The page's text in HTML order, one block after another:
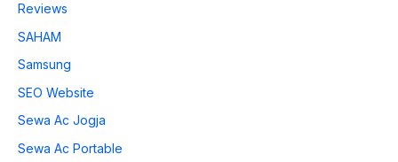
Reviews
SAHAM
Samsung
SEO Website
Sewa Ac Jogja
Sewa Ac Portable